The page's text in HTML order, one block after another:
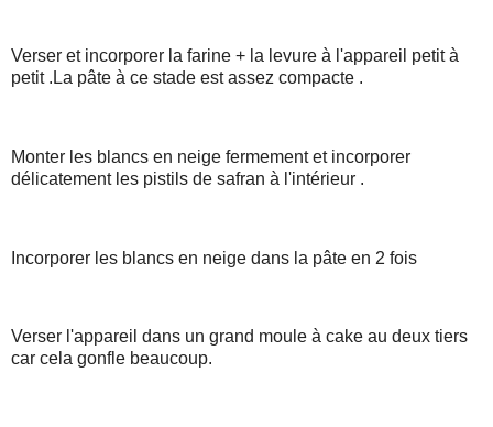
Verser et incorporer la farine + la levure à l'appareil petit à
petit .La pâte à ce stade est assez compacte .
Monter les blancs en neige fermement et incorporer
délicatement les pistils de safran à l'intérieur .
Incorporer les blancs en neige dans la pâte en 2 fois
Verser l'appareil dans un grand moule à cake au deux tiers
car cela gonfle beaucoup.